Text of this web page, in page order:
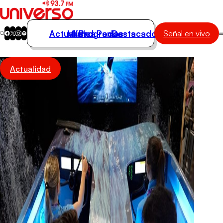
Actualidad
Música
Programas
Podcasts
Destacados
Actualidad
Música
Programas
Podcasts
Destacados Señal en vivo
Actualidad